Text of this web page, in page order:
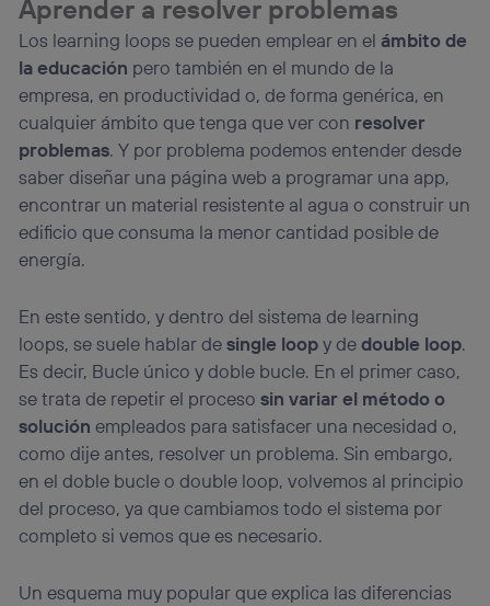
Aprender a resolver problemas
Los learning loops se pueden emplear en el ámbito de
la educación pero también en el mundo de la
empresa, en productividad o, de forma genérica, en
cualquier ámbito que tenga que ver con resolver
problemas. Y por problema podemos entender desde
saber diseñar una página web a programar una app,
encontrar un material resistente al agua o construir un
edificio que consuma la menor cantidad posible de
energía.
En este sentido, y dentro del sistema de learning
loops, se suele hablar desingle loopy dedouble loop.
Es decir, Bucle único y doble bucle. En el primer caso,
se trata de repetir el procesosin variar el método o
solución empleados para satisfacer una necesidad o,
como dije antes, resolver un problema. Sin embargo,
en el doble bucle o double loop, volvemos al principio
del proceso, ya que cambiamos todo el sistema por
completo si vemos que es necesario.
Un esquema muy popular que explica las diferencias